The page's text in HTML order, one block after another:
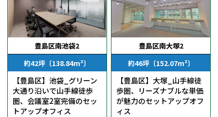
豊島区南池袋2
約42坪〔138.84m²〕
【豊島区】池袋_グリーン
大通り沿いで山手線徒歩
圏、会議室2室完備のセッ
トアップオフィス
豊島区南大塚2
約46坪〔152.07m²〕
【豊島区】大塚_山手線徒
歩圏、リーズナブルな単価
が魅力のセットアップオフ
ィス